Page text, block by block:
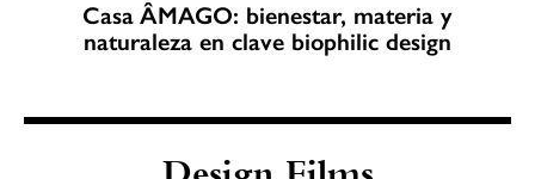
Casa ÂMAGO: bienestar, materia y
naturaleza en clave biophilic design